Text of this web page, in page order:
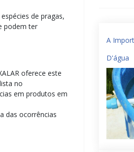
de pragas,
podem ter
oferece este
no
em produtos em
das ocorrências
A
D'água